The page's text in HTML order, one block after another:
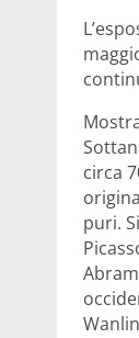
circa
puri.